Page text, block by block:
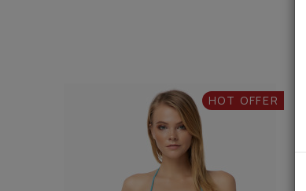
HOT OFFER